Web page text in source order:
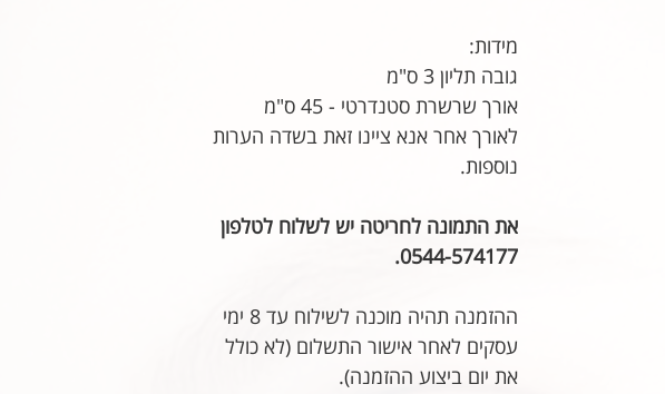
מידות:
גובה תליון 3 ס"מ
אורך שרשרת סטנדרטי - 45 ס"מ
לאורך אחר אנא ציינו זאת בשדה הערות
נוספות.
את התמונה לחריטה יש לשלוח לטלפון
0544-574177.
ההזמנה תהיה מוכנה לשילוח עד 8 ימי
עסקים לאחר אישור התשלום (לא כולל
את יום ביצוע ההזמנה).